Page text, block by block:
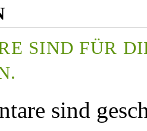
SIND FÜR
sind